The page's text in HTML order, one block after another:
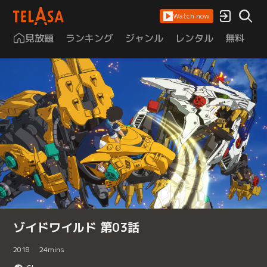
Watch now
見放題 ランキング ジャンル レンタル 無料
ゾイドワイルド 第03話
2018 24mins